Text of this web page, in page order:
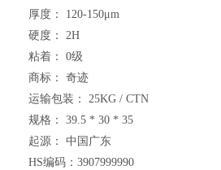
厚度：
120-150μm
硬度：
2H
粘着：
0级
商标：
奇迹
运输包装：
25KG / CTN
规格：
39.5 * 30 * 35
起源：
中国广东
HS编码： 3907999990